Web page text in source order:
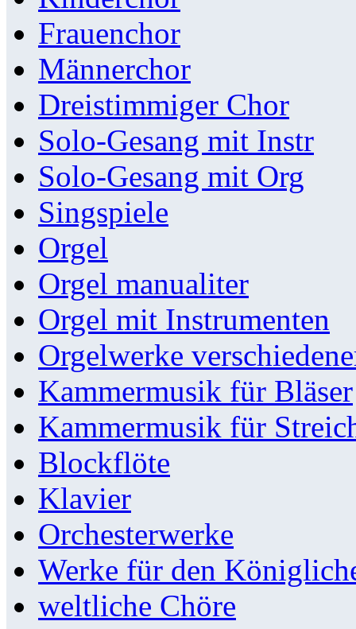
Frauenchor
Männerchor
Dreistimmiger Chor
Solo-Gesang mit Instr
Solo-Gesang mit Org
Singspiele
Orgel
Orgel manualiter
Orgel mit Instrumenten
Orgelwerke
Kammermusik für Bläser
Kammermusik für
Blockflöte
Klavier
Orchesterwerke
Werke für den
weltliche Chöre